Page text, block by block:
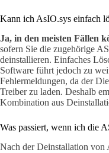
Kann ich AsIO.sys einfach
Ja, in den meisten Fällen
sofern Sie die zugehörige
deinstallieren. Einfaches
Software führt jedoch zu
Fehlermeldungen, da der
Treiber zu laden. Deshalb
Kombination aus
Was passiert, wenn ich die
Nach der Deinstallation